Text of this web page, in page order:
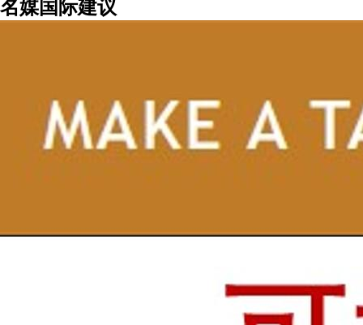
名媒国际建议